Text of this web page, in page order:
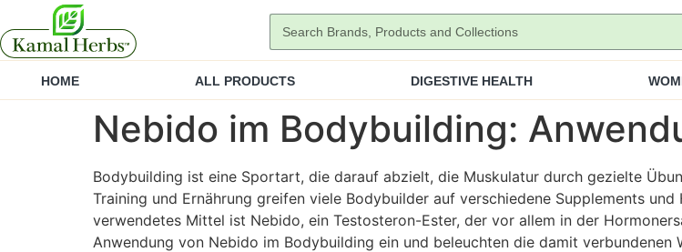
HOME ALL PRODUCTS DIGESTIVE HEALTH
Nebido im Bodybuilding:
Bodybuilding ist eine Sportart, die darauf abzielt, die Muskulatur durch gezielte
Training und Ernährung greifen viele Bodybuilder auf verschiedene Supplements
verwendetes Mittel ist Nebido, ein Testosteron-Ester, der vor allem in der
Anwendung von Nebido im Bodybuilding ein und beleuchten die damit verbundenen